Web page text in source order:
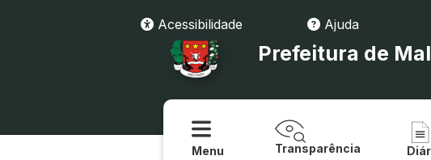
Acessibilidade
Ajuda
Prefeitura de
Menu Transparência